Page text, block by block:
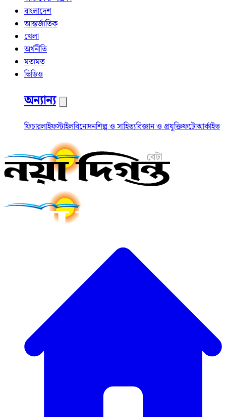
বাংলাদেশ
আন্তর্জাতিক
খেলা
অর্থনীতি
মতামত
ভিডিও
অন্যান্য
ফিচারলাইফস্টাইলবিনোদনশিল্প ও সাহিত্যবিজ্ঞান ও প্রযুক্তিফটোআর্কাইভ